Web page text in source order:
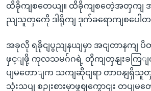
ထိခိုကျစတေယျ။ ထိခိုကျစတေဲ့အတှကျ
ညျသူတှကေို ဒါရိုကျ ဒုက်ခရောကျစပေါတ
အခုလို ရခိုငျပွညျနယျမှာ အငျတာနကျ ပိ
ဖှင့ျဖို့ ကုလသမဂ်ဂရဲ့ တိုကျတှနျးခကြျ
ပျမတောျက သကျဆိုငျရာ တာဝနျရှိသူ
သုံးသပျ စဉျးစားမှာဖွဈကွောငျး တပျမ